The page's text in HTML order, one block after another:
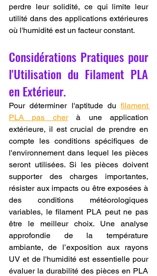
perdre leur solidité, ce qui limite leur
utilité dans des applications extérieures
où l'humidité est un facteur constant.
Considérations Pratiques pour
l'Utilisation du Filament PLA
en Extérieur.
Pour déterminer l'aptitude du filament
PLA pas cher à une application
extérieure, il est crucial de prendre en
compte les conditions spécifiques de
l'environnement dans lequel les pièces
seront utilisées. Si les pièces doivent
supporter des charges importantes,
résister aux impacts ou être exposées à
des conditions météorologiques
variables, le filament PLA peut ne pas
être le meilleur choix. Une analyse
approfondie de la température
ambiante, de l’exposition aux rayons
UV et de l'humidité est essentielle pour
évaluer la durabilité des pièces en PLA